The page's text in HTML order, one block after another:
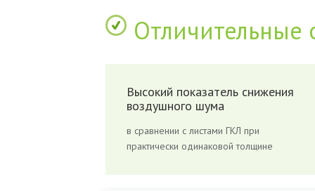
Отличительные
Высокий показатель снижения
воздушного шума
в сравнении с листами ГКЛ при
практически одинаковой толщине